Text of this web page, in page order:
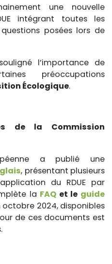
une nouvelle
intégrant toutes les
posées lors de
l’importance de
préoccupations
Écologique.
de la Commission
a publié une
, présentant plusieurs
du RDUE par
la FAQ et le guide
octobre 2024, disponibles
de ces documents est